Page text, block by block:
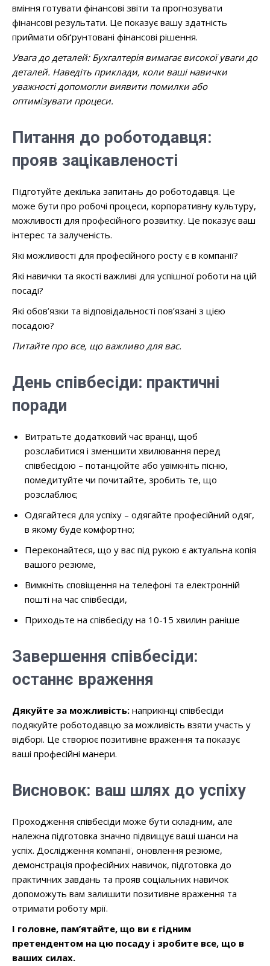
вміння готувати фінансові звіти та прогнозувати
фінансові результати. Це показує вашу здатність
приймати обґрунтовані фінансові рішення.
Увага до деталей: Бухгалтерія вимагає високої уваги до
деталей. Наведіть приклади, коли ваші навички
уважності допомогли виявити помилки або
оптимізувати процеси.
Питання до роботодавця:
прояв зацікавленості
Підготуйте декілька запитань до роботодавця. Це
може бути про робочі процеси, корпоративну культуру,
можливості для професійного розвитку. Це показує ваш
інтерес та залученість.
Які можливості для професійного росту є в компанії?
Які навички та якості важливі для успішної роботи на цій
посаді?
Які обов’язки та відповідальності пов’язані з цією
посадою?
Питайте про все, що важливо для вас.
День співбесіди: практичні
поради
Витратьте додатковий час вранці, щоб
розслабитися і зменшити хвилювання перед
співбесідою – потанцюйте або увімкніть пісню,
помедитуйте чи почитайте, зробить те, що
розслаблює;
Одягайтеся для успіху – одягайте професійний одяг,
в якому буде комфортно;
Переконайтеся, що у вас під рукою є актуальна копія
вашого резюме,
Вимкніть сповіщення на телефоні та електронній
пошті на час співбесіди,
Приходьте на співбесіду на 10-15 хвилин раніше
Завершення співбесіди:
останнє враження
Дякуйте за можливість: наприкінці співбесіди
подякуйте роботодавцю за можливість взяти участь у
відборі. Це створює позитивне враження та показує
ваші професійні манери.
Висновок: ваш шлях до успіху
Проходження співбесіди може бути складним, але
належна підготовка значно підвищує ваші шанси на
успіх. Дослідження компанії, оновлення резюме,
демонстрація професійних навичок, підготовка до
практичних завдань та прояв соціальних навичок
допоможуть вам залишити позитивне враження та
отримати роботу мрії.
І головне, пам’ятайте, що ви є гідним
претендентом на цю посаду і зробите все, що в
ваших силах.